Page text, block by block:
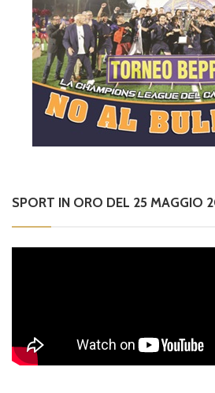
SPORT IN ORO DEL 25 MAGGIO